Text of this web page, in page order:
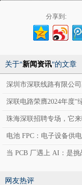
分享到:
关于"新闻资讯"的文章
深圳市深联线路有限公
影响报告表公示
深联电路荣膺2024年度“
珠海深联招聘专场，它来
电池 FPC：电子设备供
当 PCB 厂遇上 AI：是
网友热评